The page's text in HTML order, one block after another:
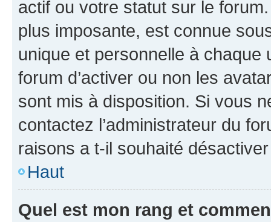
actif ou votre statut sur le
plus imposante, est connue
unique et personnelle à chaque
forum d’activer ou non les
sont mis à disposition. Si vous
contactez l’administrateur du
raisons a t-il souhaité
Haut
Quel est mon rang et